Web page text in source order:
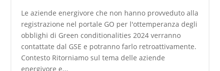
Le aziende energivore che non hanno provveduto alla
registrazione nel portale GO per l'ottemperanza degli
obblighi di Green conditionalities 2024 verranno
contattate dal GSE e potranno farlo retroattivamente.
Contesto Ritorniamo sul tema delle aziende
energivore e...